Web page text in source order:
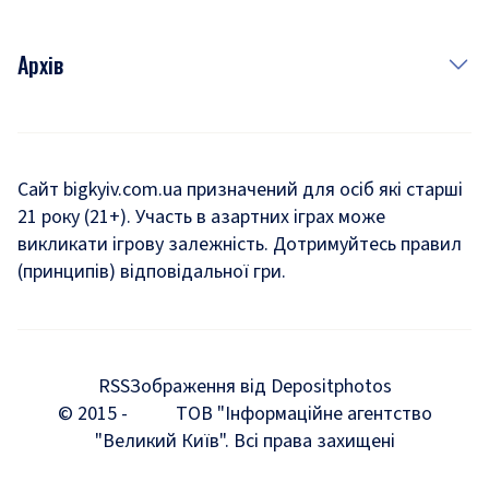
Архів
Комуналка
Хроніки війни
Мегаполіс
Київщина
Сайт bigkyiv.com.ua призначений для осіб які старші
21 року (21+). Участь в азартних іграх може
викликати ігрову залежність. Дотримуйтесь правил
(принципів) відповідальної гри.
RSSЗображення від Depositphotos
© 2015 -
ТОВ "Інформаційне агентство
"Великий Київ". Всі права захищені